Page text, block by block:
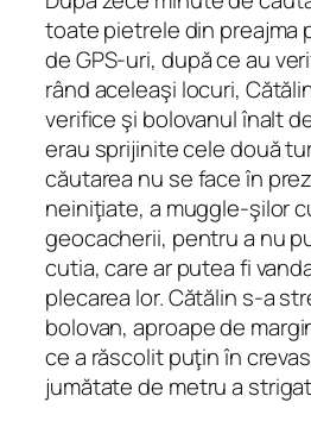
toate pietrele din preajma
de GPS‑uri, după ce au
rând aceleaşi locuri,
verifice şi bolovanul înalt
erau sprijinite cele două
căutarea nu se face în
neiniţiate, a muggle-şilor
geocacherii, pentru a nu
cutia, care ar putea fi
plecarea lor. Cătălin s‑a
bolovan, aproape de
ce a răscolit puţin în
jumătate de metru a